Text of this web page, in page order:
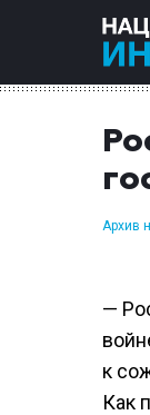
Архив
—
к
Как